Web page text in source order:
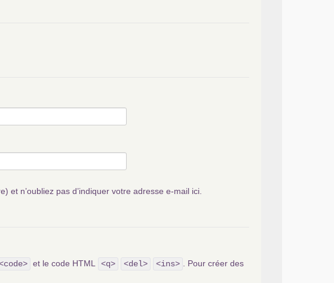
et n’oubliez pas d’indiquer votre adresse e-mail ici.
et le code HTML <q> <del> <ins>
. Pour créer des